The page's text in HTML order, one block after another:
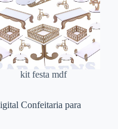
kit festa mdf
Confeitaria para